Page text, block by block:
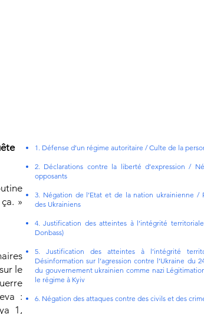
»
le
:
1,
1. Défense d’un régime autoritaire / Culte de la
2. Déclarations contre la liberté d’expression /
opposants
3. Négation de l’Etat et de la nation ukrainienne /
des Ukrainiens
4. Justification des atteintes à l’intégrité
Donbass)
5. Justification des atteintes à l’intégrité
Désinformation sur l’agression contre l’Ukraine du
du gouvernement ukrainien comme nazi
le régime à Kyiv
6. Négation des attaques contre des civils et des